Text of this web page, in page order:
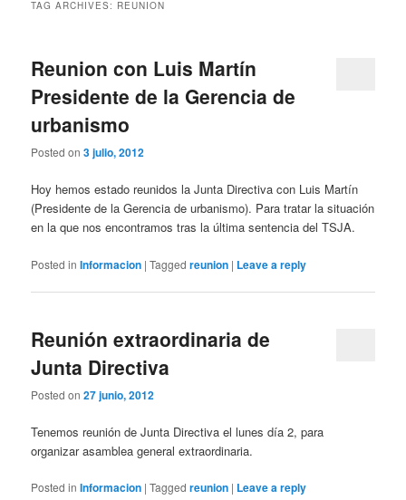
TAG ARCHIVES: REUNION
Reunion con Luis Martín
Presidente de la Gerencia de
urbanismo
Posted on3 julio, 2012
Hoy hemos estado reunidos la Junta Directiva con Luis Martín
(Presidente de la Gerencia de urbanismo). Para tratar la situación
en la que nos encontramos tras la última sentencia del TSJA.
Posted in Informacion |Tagged reunion | Leave a reply
Reunión extraordinaria de
Junta Directiva
Posted on27 junio, 2012
Tenemos reunión de Junta Directiva el lunes día 2, para
organizar asamblea general extraordinaria.
Posted in Informacion |Tagged reunion | Leave a reply